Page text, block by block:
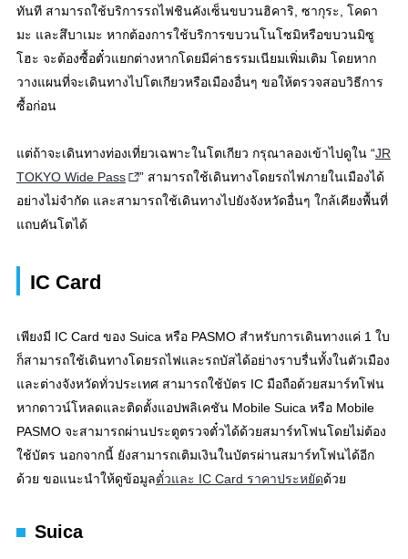
ทันที สามารถใช้บริการรถไฟชินคังเซ็นขบวนฮิคาริ, ซากุระ, โคดา
มะ และสึบาเมะ หากต้องการใช้บริการขบวนโนโซมิหรือขบวนมิซู
โฮะ จะต้องซื้อตั๋วแยกต่างหากโดยมีค่าธรรมเนียมเพิ่มเติม โดยหาก
วางแผนที่จะเดินทางไปโตเกียวหรือเมืองอื่นๆ ขอให้ตรวจสอบวิธีการ
ซื้อก่อน
แต่ถ้าจะเดินทางท่องเที่ยวเฉพาะในโตเกียว กรุณาลองเข้าไปดูใน “JR
TOKYO Wide Pass
” สามารถใช้เดินทางโดยรถไฟภายในเมืองได้
อย่างไม่จำกัด และสามารถใช้เดินทางไปยังจังหวัดอื่นๆ ใกล้เคียงพื้นที่
แถบคันโตได้
IC Card
เพียงมี IC Card ของ Suica หรือ PASMO สำหรับการเดินทางแค่ 1 ใบ
ก็สามารถใช้เดินทางโดยรถไฟและรถบัสได้อย่างราบรื่นทั้งในตัวเมือง
และต่างจังหวัดทั่วประเทศ สามารถใช้บัตร IC มือถือด้วยสมาร์ทโฟน
หากดาวน์โหลดและติดตั้งแอปพลิเคชัน Mobile Suica หรือ Mobile
PASMO จะสามารถผ่านประตูตรวจตั๋วได้ด้วยสมาร์ทโฟนโดยไม่ต้อง
ใช้บัตร นอกจากนี้ ยังสามารถเติมเงินในบัตรผ่านสมาร์ทโฟนได้อีก
ด้วย ขอแนะนำให้ดูข้อมูลตั๋วและ IC Card ราคาประหยัดด้วย
Suica